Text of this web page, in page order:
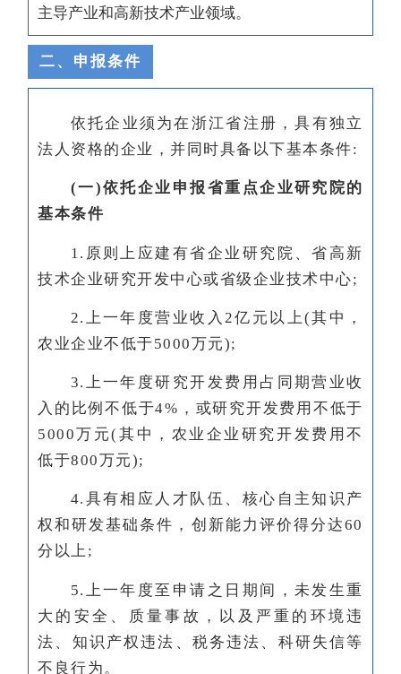
主导产业和高新技术产业领域。
二、申报条件
依托企业须为在浙江省注册，具有独立
法人资格的企业，并同时具备以下基本条件:
(一)依托企业申报省重点企业研究院的
基本条件
1.原则上应建有省企业研究院、省高新
技术企业研究开发中心或省级企业技术中心;
2.上一年度营业收入2亿元以上(其中，
农业企业不低于5000万元);
3.上一年度研究开发费用占同期营业收
入的比例不低于4%，或研究开发费用不低于
5000万元(其中，农业企业研究开发费用不
低于800万元);
4.具有相应人才队伍、核心自主知识产
权和研发基础条件，创新能力评价得分达60
分以上;
5.上一年度至申请之日期间，未发生重
大的安全、质量事故，以及严重的环境违
法、知识产权违法、税务违法、科研失信等
不良行为。